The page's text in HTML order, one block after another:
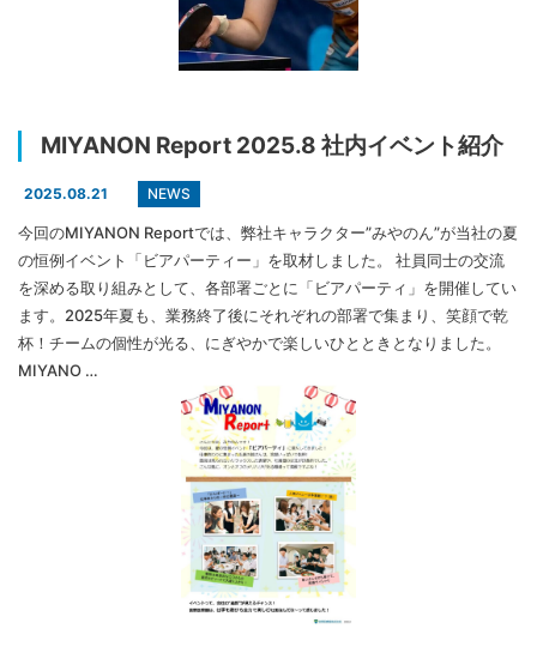
MIYANON Report 2025.8 社内イベント紹介
2025.08.21 NEWS
今回のMIYANON Reportでは、弊社キャラクター”みやのん”が当社の夏
の恒例イベント「ビアパーティー」を取材しました。 社員同士の交流
を深める取り組みとして、各部署ごとに「ビアパーティ」を開催してい
ます。2025年夏も、業務終了後にそれぞれの部署で集まり、笑顔で乾
杯！チームの個性が光る、にぎやかで楽しいひとときとなりました。
MIYANO …